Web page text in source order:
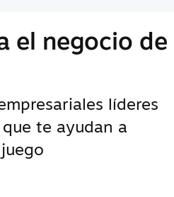
el negocio de
líderes
te ayudan a